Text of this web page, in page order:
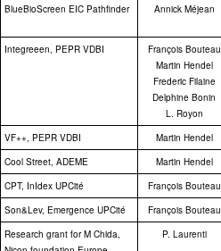
BlueBioScreen EIC Pathfinder
Annick Méjean
Integreeen, PEPR VDBI
François Bouteau
Martin Hendel
Frederic Filaine
Delphine Bonin
L. Royon
VF++, PEPR VDBI Martin Hendel
Cool Street, ADEME
Martin Hendel
CPT, InIdex UPCité
François Bouteau
Son&Lev, Emergence UPCité
François Bouteau
Research grant for M Chida,
P. Laurenti